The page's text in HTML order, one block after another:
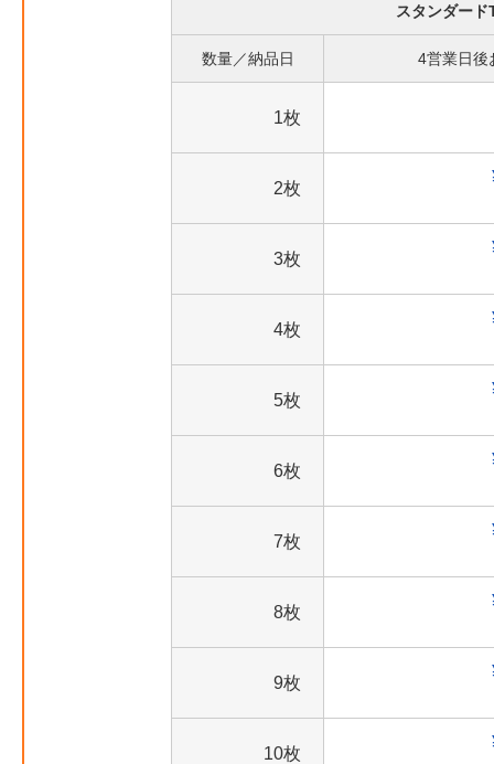
スタンダー
数量／納品日 4営業日後
1枚
2枚
3枚
4枚
5枚
6枚
7枚
8枚
9枚
10枚